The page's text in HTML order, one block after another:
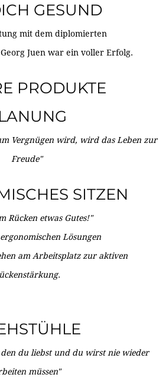
GESUND
mit dem diplomierten
Juen war ein voller Erfolg.
PRODUKTE
Vergnügen wird, wird das Leben zur
Freude"
SITZEN
Rücken etwas Gutes!"
Lösungen
am Arbeitsplatz zur aktiven
du liebst und du wirst nie wieder
müssen"